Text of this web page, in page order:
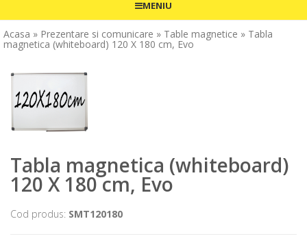
MENIU
Acasa » Prezentare si comunicare » Table magnetice » Tabla
magnetica (whiteboard) 120 X 180 cm, Evo
Tabla magnetica (whiteboard)
120 X 180 cm, Evo
Cod produs: SMT120180